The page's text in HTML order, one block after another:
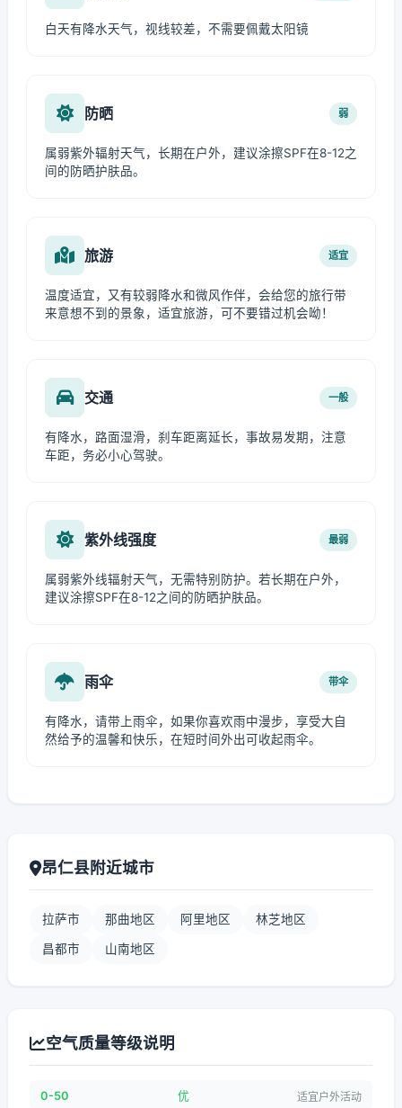
白天有降水天气，视线较差，不需要佩戴太阳镜
防晒 弱
属弱紫外辐射天气，长期在户外，建议涂擦SPF在8-12之
间的防晒护肤品。
旅游 适宜
温度适宜，又有较弱降水和微风作伴，会给您的旅行带
来意想不到的景象，适宜旅游，可不要错过机会呦！
交通 一般
有降水，路面湿滑，刹车距离延长，事故易发期，注意
车距，务必小心驾驶。
紫外线强度 最弱
属弱紫外线辐射天气，无需特别防护。若长期在户外，
建议涂擦SPF在8-12之间的防晒护肤品。
雨伞 带伞
有降水，请带上雨伞，如果你喜欢雨中漫步，享受大自
然给予的温馨和快乐，在短时间外出可收起雨伞。
昂仁县附近城市
拉萨市 那曲地区 阿里地区 林芝地区
昌都市 山南地区
空气质量等级说明
0-50 优 适宜户外活动